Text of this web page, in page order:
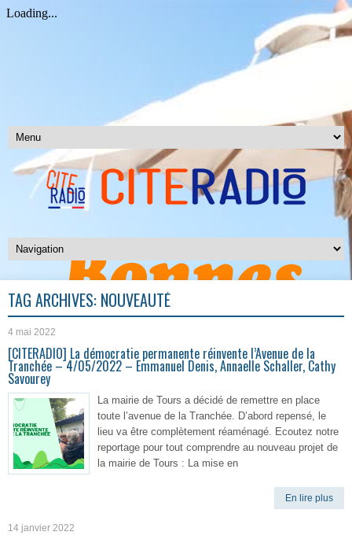
TAG ARCHIVES: NOUVEAUTÉ
4 mai 2022
[CITERADIO] La démocratie permanente réinvente l’Avenue de la
Tranchée – 4/05/2022 – Emmanuel Denis, Annaelle Schaller, Cathy
Savourey
La mairie de Tours a décidé de remettre en place
toute l’avenue de la Tranchée. D’abord repensé, le
lieu va être complètement réaménagé. Ecoutez notre
reportage pour tout comprendre au nouveau projet de
la mairie de Tours : La mise en
En lire plus
14 janvier 2022